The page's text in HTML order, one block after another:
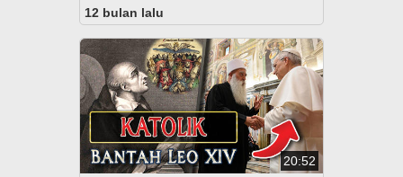
12 bulan lalu
20:52